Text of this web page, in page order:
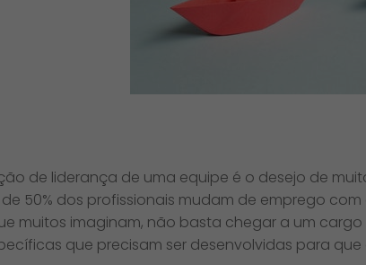
de liderança de uma equipe é o desejo de
de 50% dos profissionais mudam de emprego
muitos imaginam, não basta chegar a um
que precisam ser desenvolvidas para